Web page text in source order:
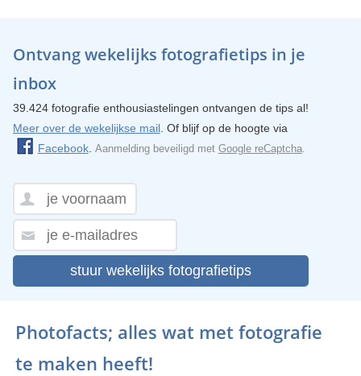
Ontvang wekelijks fotografietips in je
inbox
39.424 fotografie enthousiastelingen ontvangen de tips al!
Meer over de wekelijkse mail. Of blijf op de hoogte via
Facebook. Aanmelding beveiligd met Google reCaptcha.
stuur wekelijks fotografietips
Photofacts; alles wat met fotografie
te maken heeft!